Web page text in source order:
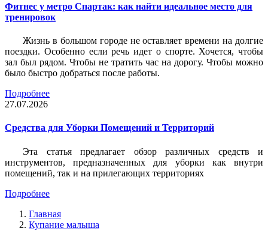
Фитнес у метро Спартак: как найти идеальное место для
тренировок
Жизнь в большом городе не оставляет времени на долгие
поездки. Особенно если речь идет о спорте. Хочется, чтобы
зал был рядом. Чтобы не тратить час на дорогу. Чтобы можно
было быстро добраться после работы.
Подробнее
27.07.2026
Средства для Уборки Помещений и Территорий
Эта статья предлагает обзор различных средств и
инструментов, предназначенных для уборки как внутри
помещений, так и на прилегающих территориях
Подробнее
Главная
Купание малыша